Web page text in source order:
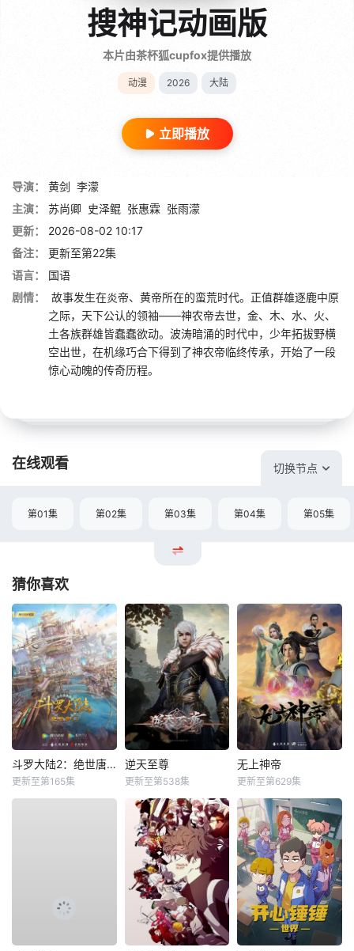
搜神记动画版
本片由茶杯狐cupfox提供播放
动漫 2026 大陆
立即播放
导演： 黄剑 李濛
主演：
苏尚卿 史泽鲲 张惠霖 张雨濛
更新：
2026-08-02 10:17
备注：
更新至第22集
语言：
国语
剧情：
故事发生在炎帝、黄帝所在的蛮荒时代。正值群雄逐鹿中原
之际，天下公认的领袖——神农帝去世，金、木、水、火、
土各族群雄皆蠢蠢欲动。波涛暗涌的时代中，少年拓拔野横
空出世，在机缘巧合下得到了神农帝临终传承，开始了一段
惊心动魄的传奇历程。
在线观看 切换节点
第01集 第02集 第03集 第04集 第05集
猜你喜欢
斗罗大陆2：绝世唐门
更新至第165集
逆天至尊
更新至第538集
无上神帝
更新至第629集